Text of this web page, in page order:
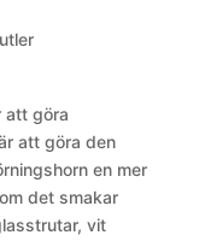
att göra
att göra den
en mer
det smakar
vit